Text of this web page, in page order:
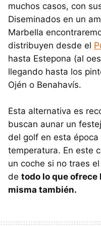
muchos casos, con
Diseminados en un
Marbella
distribuyen desde el
hasta Estepona (al
llegando hasta los
Ojén o Benahavís.
Esta alternativa es
buscan aunar un
del golf en esta
temperatura. En este
un coche si no traes
de todo lo que ofrece
misma también.